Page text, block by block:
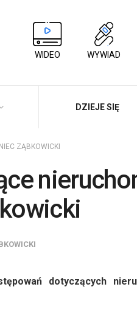
WIDEO WYWIAD
DZIEJE SIĘ
ZĄBKOWICKI
dotyczących